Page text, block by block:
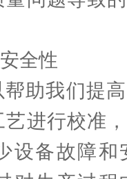
全性
我们提高
进行校准
设备故障和